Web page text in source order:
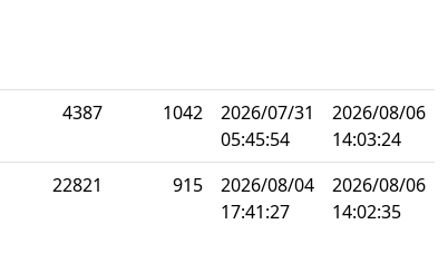
4387 1042
2026/07/31
05:45:54
2026/08/06
14:03:24
22821 915
2026/08/04
17:41:27
2026/08/06
14:02:35